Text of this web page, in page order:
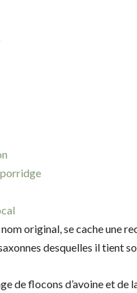
original, se cache une
desquelles il tient
de flocons d’avoine et de